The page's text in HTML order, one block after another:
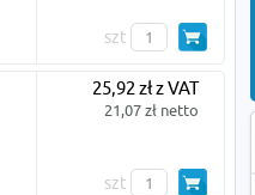
szt
25,92 zł z VAT
21,07 zł netto
szt